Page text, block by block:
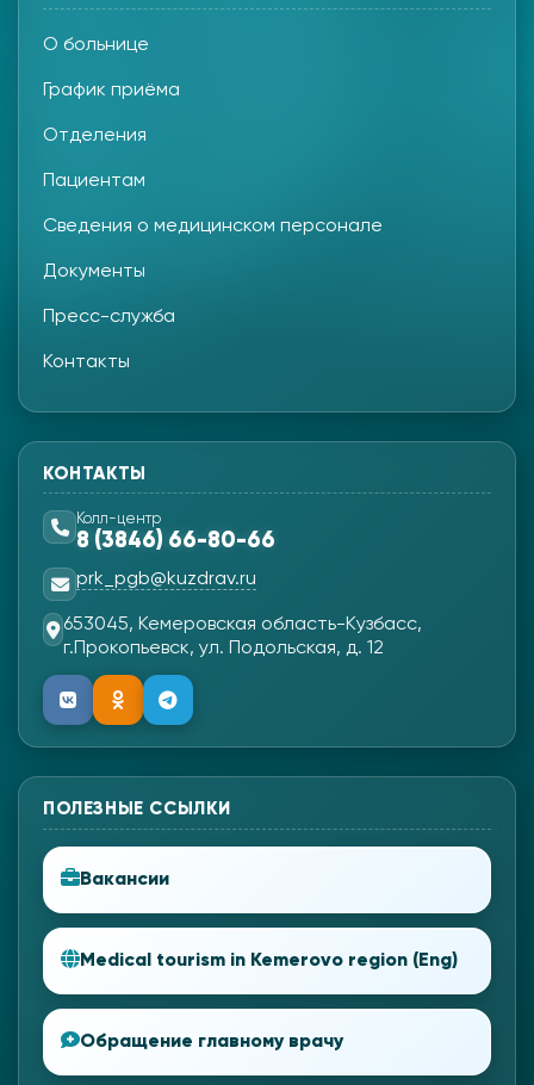
О больнице
График приёма
Отделения
Пациентам
Сведения о медицинском персонале
Документы
Пресс-служба
Контакты
КОНТАКТЫ
Колл-центр
8 (3846) 66-80-66
prk_pgb@kuzdrav.ru
653045, Кемеровская область-Кузбасс,
г.Прокопьевск, ул. Подольская, д. 12
ПОЛЕЗНЫЕ ССЫЛКИ
Вакансии
Medical tourism in Kemerovo region (Eng)
Обращение главному врачу